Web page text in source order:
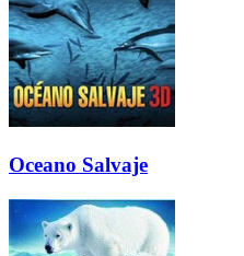
Oceano Salvaje